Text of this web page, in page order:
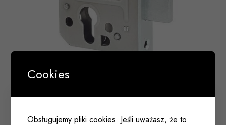
55mm lewy
Cookies
Obsługujemy pliki cookies. Jeśli uważasz, że to